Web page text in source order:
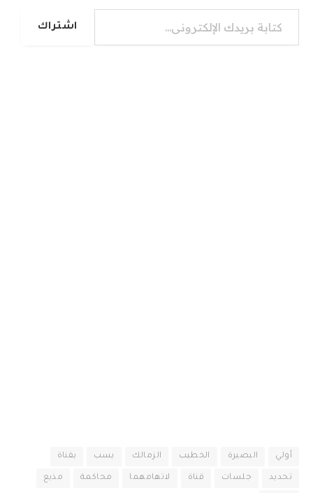
كتابة بريدك الإلكتروني...
اشتراك
أولي البصيرة الخطيب الزمالك بسب بقناة
تحديد جلسات قناة لاتهامهما محاكمة مذيع